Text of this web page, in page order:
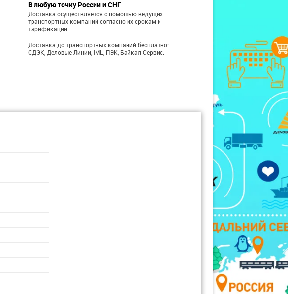
В любую точку России и СНГ
Доставка осуществляется с помощью ведущих
транспортных компаний согласно их срокам и
тарификации.
Доставка до транспортных компаний бесплатно:
СДЭК, Деловые Линии, IML, ПЭК, Байкал Сервис.